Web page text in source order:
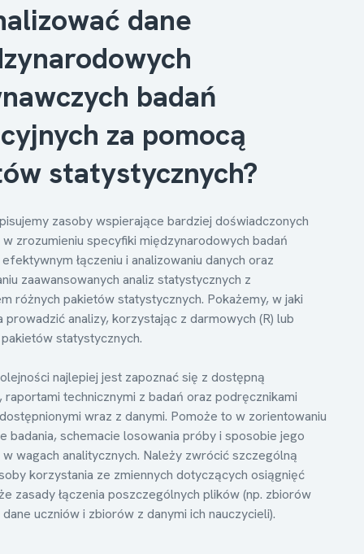
dane
badań
za pomocą
statystycznych?
zasoby wspierające bardziej doświadczonych
zrozumieniu specyfiki międzynarodowych badań
łączeniu i analizowaniu danych oraz
zaawansowanych analiz statystycznych z
różnych pakietów statystycznych. Pokażemy, w jaki
prowadzić analizy, korzystając z darmowych (R) lub
statystycznych.
najlepiej jest zapoznać się z dostępną
raportami technicznymi z badań oraz podręcznikami
wraz z danymi. Pomoże to w zorientowaniu
badania, schemacie losowania próby i sposobie jego
wagach analitycznych. Należy zwrócić szczególną
korzystania ze zmiennych dotyczących osiągnięć
zasady łączenia poszczególnych plików (np. zbiorów
uczniów i zbiorów z danymi ich nauczycieli).